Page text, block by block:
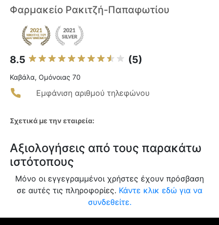
Φαρμακείο Ρακιτζή-Παπαφωτίου
8.5 (5)
Καβάλα, Ομόνοιας 70
Εμφάνιση αριθμού τηλεφώνου
Σχετικά με την εταιρεία:
Αξιολογήσεις από τους παρακάτω
ιστότοπους
Μόνο οι εγγεγραμμένοι χρήστες έχουν πρόσβαση
σε αυτές τις πληροφορίες. Κάντε κλικ εδώ για να
συνδεθείτε.